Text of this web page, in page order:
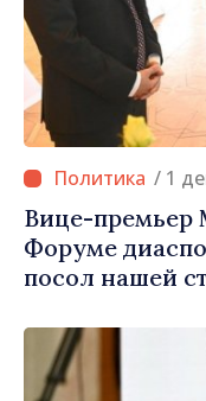
/ 1
Вице-
Форуме
посол нашей
Молдова»